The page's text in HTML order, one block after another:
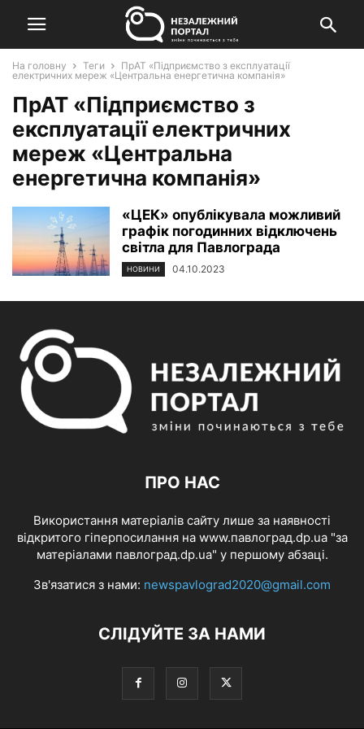
На головну Теги
ПрАТ «Підприємство з експлуатації
електричних мереж «Центральна енергетична компанія»
ПрАТ «Підприємство з
експлуатації електричних
мереж «Центральна
енергетична компанія»
«ЦЕК» опублікувала можливий
графік погодинних відключень
світла для Павлограда
НОВИНИ 04.10.2023
ПРО НАС
Використання матеріалів сайту лише за наявності
відкритого гіперпосилання на www.павлоград.dp.ua "за
матеріалами павлоград.dp.ua" у першому абзаці.
Зв'язатися з нами: newspavlograd2020@gmail.com
СЛІДУЙТЕ ЗА НАМИ